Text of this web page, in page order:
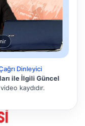
Dinleyici
ile İlgili Güncel
kaydıdır.